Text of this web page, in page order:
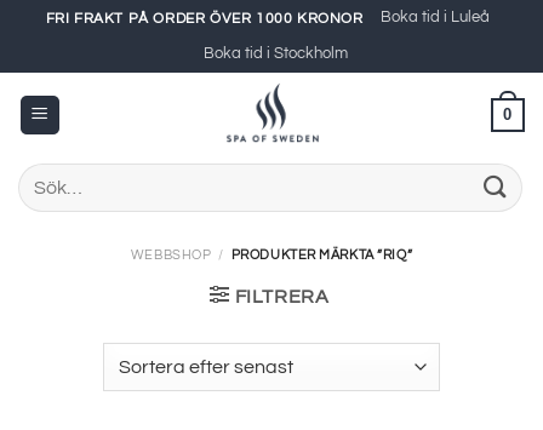
content
FRI FRAKT PÅ ORDER ÖVER 1000 KRONOR Boka tid i Luleå
Boka tid i Stockholm
0
Sök
efter:
WEBBSHOP / PRODUKTER MÄRKTA ”RIQ”
FILTRERA